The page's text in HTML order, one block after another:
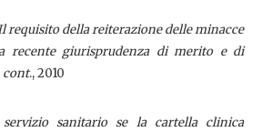
requisito della reiterazione delle minacce
recente giurisprudenza di merito e di
cont., 2010
sanitario se la cartella clinica